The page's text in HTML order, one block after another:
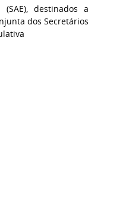
destinados a
dos Secretários